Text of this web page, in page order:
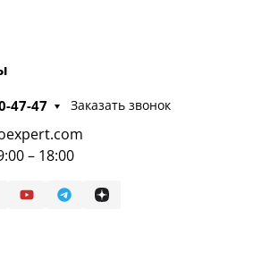
47-47 Заказать звонок
– 18:00